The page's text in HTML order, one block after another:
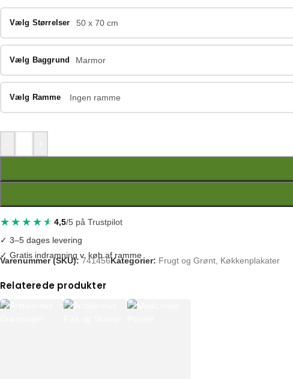
Vælg Størrelser 50 x 70 cm
Vælg Baggrund Marmor
Vælg Ramme Ingen ramme
4,5/5 på Trustpilot
✓ 3–5 dages levering
✓ Gratis indramning v. køb af ramme
Varenummer (SKU):741456Kategorier: Frugt og Grønt Køkkenplakater
Tags: blomster illustration , blomster plakat botanisk illustration, botanisk
Relaterede produkter